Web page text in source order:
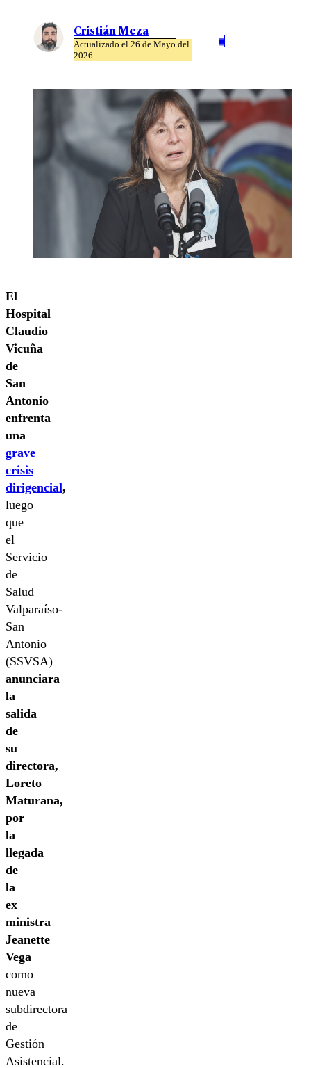
Cristián Meza
Actualizado el 26 de Mayo del
2026
El
Hospital
Claudio
Vicuña
de
San
Antonio
enfrenta
una
grave
crisis
dirigencial,
luego
que
el
Servicio
de
Salud
Valparaíso-
San
Antonio
(SSVSA)
anunciara
la
salida
de
su
directora,
Loreto
Maturana,
por
la
llegada
de
la
ex
ministra
Jeanette
Vega
como
nueva
subdirectora
de
Gestión
Asistencial.